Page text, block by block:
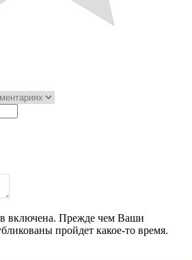
включена. Прежде чем Ваши
пройдет какое-то время.